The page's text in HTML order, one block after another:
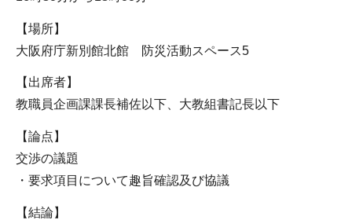
【場所】
大阪府庁新別館北館 防災活動スペース5
【出席者】
教職員企画課課長補佐以下、大教組書記長以下
【論点】
交渉の議題
・要求項目について趣旨確認及び協議
【結論】